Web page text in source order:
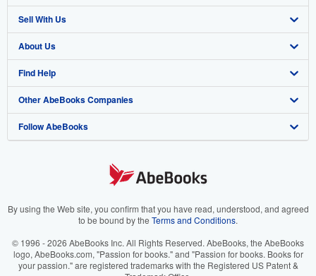
Advanced Search
Browse Collections
My Account
My Orders
View Basket
Sell With Us
Start Selling
Join Our Affiliate Program
Book Buyback
Refer a seller
About Us
About AbeBooks
Media
Careers
Your Ads Privacy Choices
Accessibility
Find Help
Help
Customer Support
Other AbeBooks Companies
AbeBooks.co.uk
AbeBooks.it
AbeBooks.ca
Follow AbeBooks
By using the Web site, you confirm that you have read, understood, and agreed
to be bound by the Terms and Conditions.
© 1996 - 2026 AbeBooks Inc. All Rights Reserved. AbeBooks, the AbeBooks
logo, AbeBooks.com, "Passion for books." and "Passion for books. Books for
your passion." are registered trademarks with the Registered US Patent &